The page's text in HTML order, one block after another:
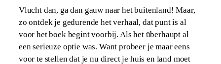
Vlucht dan, ga dan gauw naar het buitenland! Maar,
zo ontdek je gedurende het verhaal, dat punt is al
voor het boek begint voorbij. Als het überhaupt al
een serieuze optie was. Want probeer je maar eens
voor te stellen dat je nu direct je huis en land moet